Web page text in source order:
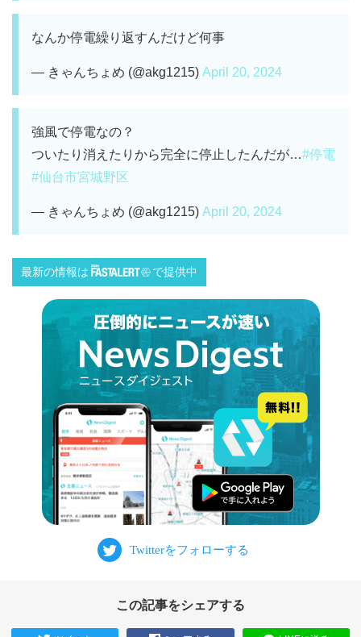
なんか停電繰り返すんだけど何事
— きゃんちょめ (@akg1215) April 20, 2024
強風で停電なの？
ついたり消えたりから完全に停止したんだが…#停電
#仙台市宮城野区
— きゃんちょめ (@akg1215) April 20, 2024
最新の情報は で提供中
この記事をシェアする